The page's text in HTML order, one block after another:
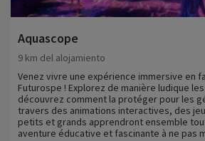
Aquascope
9 km del alojamiento
Venez vivre une expérience immersive en
Futurospe ! Explorez de manière ludique
découvrez comment la protéger pour les
travers des animations interactives, des
petits et grands apprendront ensemble
aventure éducative et fascinante à ne pas